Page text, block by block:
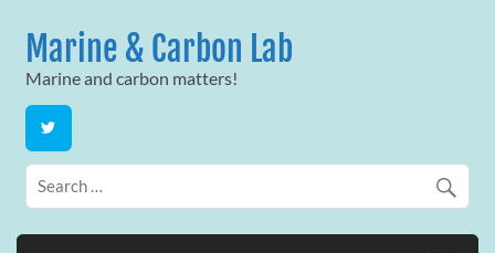
contentMarine & Carbon Lab
Marine and carbon matters!